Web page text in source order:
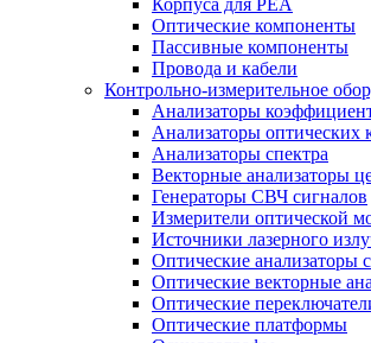
Корпуса для РЕА
Оптические компоненты
Пассивные компоненты
Провода и кабели
Контрольно-измерительное
Анализаторы
Анализаторы оптических
Анализаторы спектра
Векторные анализаторы
Генераторы СВЧ сигналов
Измерители оптической
Источники лазерного
Оптические анализаторы
Оптические векторные
Оптические
Оптические платформы